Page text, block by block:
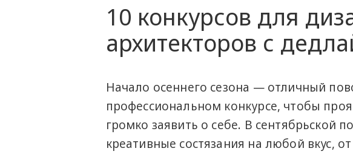
10 конкурсов для
архитекторов с
Начало осеннего сезона — отличный
профессиональном конкурсе, чтобы
громко заявить о себе. В сентябрьской
креативные состязания на любой вкус,